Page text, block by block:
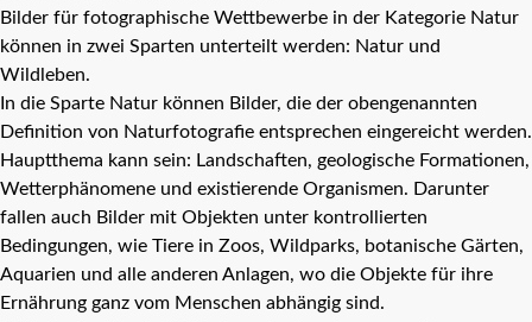
Bilder für fotographische Wettbewerbe in der Kategorie Natur
können in zwei Sparten unterteilt werden: Natur und
Wildleben.
In die Sparte Natur können Bilder, die der obengenannten
Definition von Naturfotografie entsprechen eingereicht werden.
Hauptthema kann sein: Landschaften, geologische Formationen,
Wetterphänomene und existierende Organismen. Darunter
fallen auch Bilder mit Objekten unter kontrollierten
Bedingungen, wie Tiere in Zoos, Wildparks, botanische Gärten,
Aquarien und alle anderen Anlagen, wo die Objekte für ihre
Ernährung ganz vom Menschen abhängig sind.